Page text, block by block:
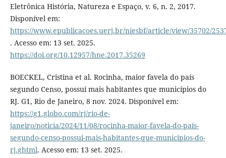
Eletrônica História, Natureza e Espaço, v. 6, n. 2, 2017.
Disponível em:
https://www.epublicacoes.uerj.br/niesbf/article/view/35702/
. Acesso em: 13 set. 2025.
https://doi.org/10.12957/hne.2017.35269
BOECKEL, Cristina et al. Rocinha, maior favela do país
segundo Censo, possui mais habitantes que municípios do
RJ. G1, Rio de Janeiro, 8 nov. 2024. Disponível em:
https://g1.globo.com/rj/rio-de-
janeiro/noticia/2024/11/08/rocinha-maior-favela-do-pais-
segundo-censo-possui-mais-habitantes-que-municipios-do-
rj.ghtml. Acesso em: 13 set. 2025.